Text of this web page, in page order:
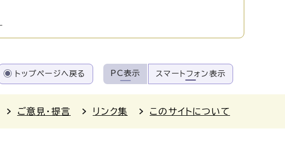
トップページへ戻る PC表示 スマートフォン表示
ご意見・提言 リンク集 このサイトについて